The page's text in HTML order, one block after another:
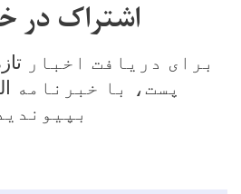
اشتراک در
برای دریافت اخبار
پست ، با خبرنامه